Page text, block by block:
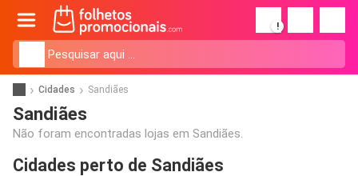
!
Cidades Sandiães
Sandiães
Não foram encontradas lojas em Sandiães.
Cidades perto de Sandiães